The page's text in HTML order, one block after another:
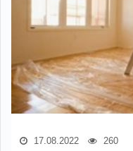
17.08.2022 260